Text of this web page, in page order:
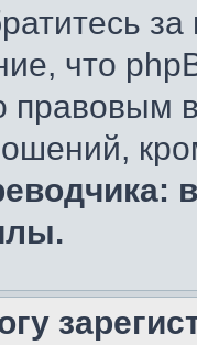
что
правовым